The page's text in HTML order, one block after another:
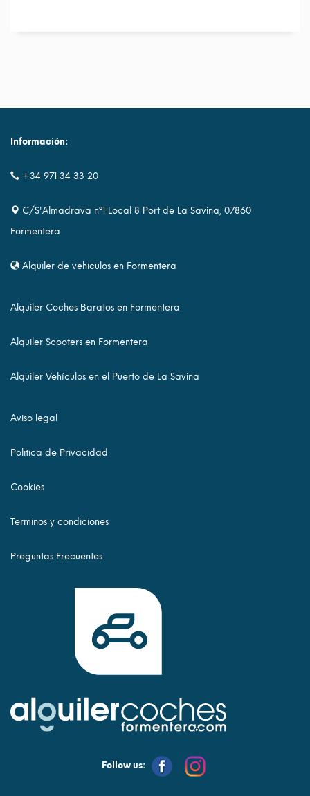
Información:
+34 971 34 33 20
C/S'Almadrava nº1 Local 8 Port de La Savina, 07860
Formentera
Alquiler de vehiculos en Formentera
Alquiler Coches Baratos en Formentera
Alquiler Scooters en Formentera
Alquiler Vehículos en el Puerto de La Savina
Aviso legal
Politica de Privacidad
Cookies
Terminos y condiciones
Preguntas Frecuentes
Follow us: